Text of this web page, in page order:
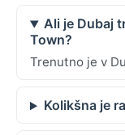
Ali je Dubaj
Town?
Trenutno je v
Kolikšna je